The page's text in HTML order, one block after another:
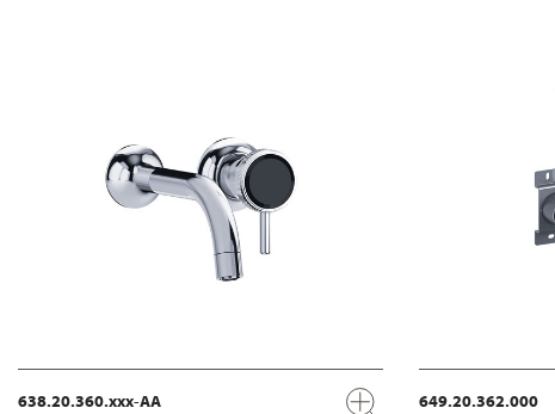
638.20.360.xxx-AA
649.20.362.000